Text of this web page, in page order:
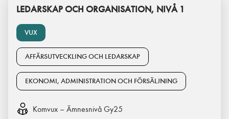
VUX
LEDARSKAP OCH ORGANISATION, NIVÅ 1
AFFÄRSUTVECKLING OCH LEDARSKAP
EKONOMI, ADMINISTRATION OCH FÖRSÄLJNING
Komvux – Ämnesnivå Gy25